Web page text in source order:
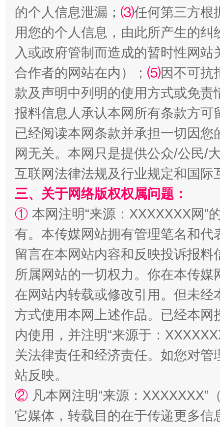
国家大学科技园优化重塑工作
扯下公款旅游的“隐身衣” 如何以
“蜀中异人”王建安的艺术幻境
的个人信息泄漏； ⑶任何第三方根
用您的个人信息，由此所产生的纠
入或政府管制而造成的暂时性网
合作者的网站在内）； ⑸因不可抗
款及声明中列明的使用方式或免责
报料信息人承认本网所有条款方
已经阅读本网条款并承担一切因
网无关。本网只是提供公众/公民/
互联网法律法规及行业规定和国
三、关于网络版权权属问题：
① 本网注明“来源：XXXXXXX网”
有。本传媒网站拥有管理笔名和
留言在本网站内容和反映投诉报
所属网站的一切权力。你在本传
在网站内转载或修改引用。但未
方式使用本网上述作品。已经本
内使用，并注明“来源于：
关法律责任和经济责任。如您对
站反映。
② 凡本网注明“来源：
它媒体，转载目的在于传递更多